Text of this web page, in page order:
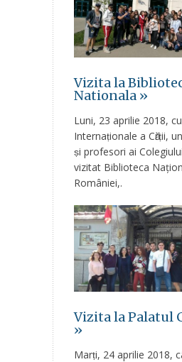
Vizita la
Nationala »
Luni, 23 aprilie 2018,
Internaṭionale a Cӑrṭii,
ṣi profesori ai
vizitat Biblioteca
României,.
Vizita la Palatul
»
Marṭi, 24 aprilie 2018,